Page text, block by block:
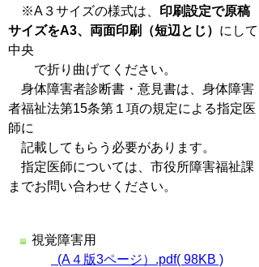
※A３サイズの様式は、 印刷設定で原稿
サイズをA3、両面印刷（短辺とじ） にして
中央
で折り曲げてください。
身体障害者診断書・意見書は、身体障害
者福祉法第15条第１項の規定による指定医
師に
記載してもらう必要があります。
指定医師については、市役所障害福祉課
までお問い合わせください。
視覚障害用
(A４版3ページ）.pdf( 98KB )